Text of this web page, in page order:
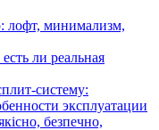
лофт, минимализм,
ли реальная
систему:
эксплуатации
безпечно,